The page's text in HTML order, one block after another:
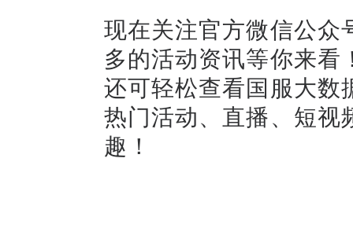
现在关注官方微信公
多的活动资讯等你来
还可轻松查看国服大
热门活动、直播、短
趣！